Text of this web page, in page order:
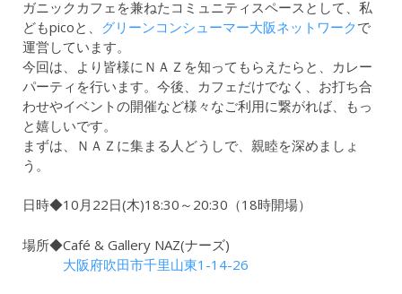
ガニックカフェを兼ねたコミュニティスペースとして、私
どもpicoと、 グリーンコンシューマー大阪ネットワークで
運営しています。
今回は、より皆様にＮＡＺを知ってもらえたらと、カレー
パーティを行います。今後、カフェだけでなく、お打ち合
わせやイベントの開催など様々なご利用に繋がれば、もっ
と嬉しいです。
まずは、ＮＡＺに集まる人どうしで、親睦を深めましょ
う。
日時◆10月22日(木)18:30～20:30（18時開場）
場所◆Café & Gallery NAZ(ナーズ)
大阪府吹田市千里山東1-14-26